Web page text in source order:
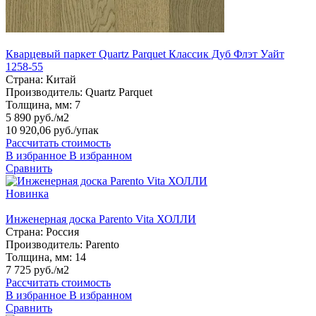
Кварцевый паркет Quartz Parquet Классик Дуб Флэт Уайт
1258-55
Страна: Китай
Производитель: Quartz Parquet
Толщина, мм: 7
5 890 руб./м2
10 920,06 руб./упак
Рассчитать стоимость
В избранное В избранном
Сравнить
Новинка
Инженерная доска Parento Vita ХОЛЛИ
Страна: Россия
Производитель: Parento
Толщина, мм: 14
7 725 руб./м2
Рассчитать стоимость
В избранное В избранном
Сравнить